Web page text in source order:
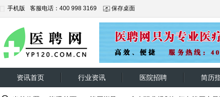
手机版 客服电话：400 998 3169 保存桌面
资讯首页 行业资讯 医院招聘 简历